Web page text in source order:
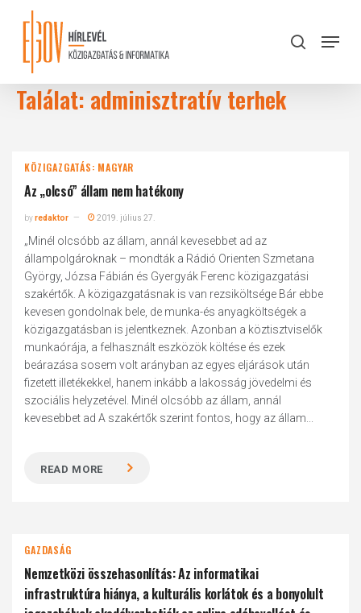
content
search
Menu
Találat: adminisztratív terhek
KÖZIGAZGATÁS: MAGYAR
Az „olcsó” állam nem hatékony
byredaktor 2019. július 27.
„Minél olcsóbb az állam, annál kevesebbet ad az
állampolgároknak – mondták a Rádió Orienten Szmetana
György, Józsa Fábián és Gyergyák Ferenc közigazgatási
szakértők. A közigazgatásnak is van rezsiköltsége Bár ebbe
kevesen gondolnak bele, de munka-és anyagköltségek a
közigazgatásban is jelentkeznek. Azonban a köztisztviselők
munkaórája, a felhasznált eszközök költése és ezek
beárazása sosem volt arányban az egyes eljárások után
fizetett illetékekkel, hanem inkább a lakosság jövedelmi és
szociális helyzetével. Minél olcsóbb az állam, annál
kevesebbet ad A szakértők szerint fontos, hogy az állam...
READ MORE
GAZDASÁG
Nemzetközi összehasonlítás: Az informatikai
infrastruktúra hiánya, a kulturális korlátok és a bonyolult
Close